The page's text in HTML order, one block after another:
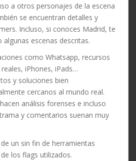
a otros personajes de la escena
se encuentran detalles y
Incluso, si conoces Madrid, te
escenas descritas.
como Whatsapp, recursos
iPhones, iPads…
y soluciones bien
cercanos al mundo real.
análisis forenses e incluso
y comentarios suenan muy
un sin fin de herramientas
los flags utilizados.